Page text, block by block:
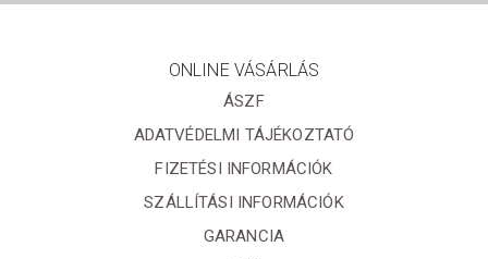
ONLINE VÁSÁRLÁS
ÁSZF
ADATVÉDELMI TÁJÉKOZTATÓ
FIZETÉSI INFORMÁCIÓK
SZÁLLÍTÁSI INFORMÁCIÓK
GARANCIA